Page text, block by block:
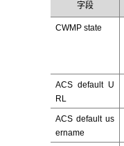
字段
CWMP state
ACS default U
RL
ACS default us
ername